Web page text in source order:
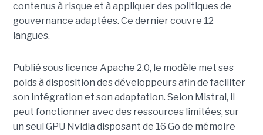
contenus à risque et à appliquer des politiques de
gouvernance adaptées. Ce derniercouvre 12
langues.
Publié sous licence Apache 2.0, le modèle met ses
poids à disposition des développeurs afin de faciliter
son intégration et son adaptation. Selon Mistral, il
peut fonctionner avec des ressources limitées, sur
un seul GPU Nvidia disposant de 16 Go de mémoire